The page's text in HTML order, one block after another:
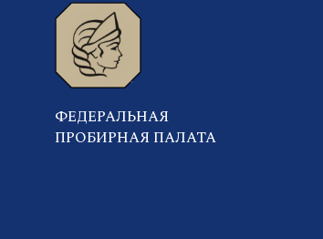
ФЕДЕРАЛЬНАЯ
ПРОБИРНАЯ ПАЛАТА